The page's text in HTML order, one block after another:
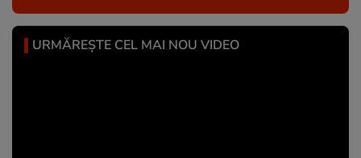
URMĂREȘTE CEL MAI NOU VIDEO